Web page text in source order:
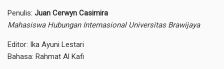
Penulis: Juan Cerwyn Casimira
Mahasiswa Hubungan InternasionalUniversitas Brawijaya
Editor: Ika Ayuni Lestari
Bahasa: Rahmat Al Kafi